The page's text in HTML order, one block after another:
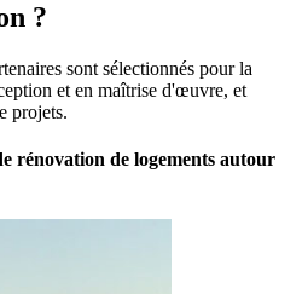
?
sont sélectionnés pour la
et en maîtrise d'œuvre, et
projets.
rénovation de logements autour